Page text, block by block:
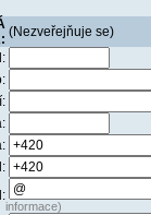
(Nezveřejňuje se)
informace)